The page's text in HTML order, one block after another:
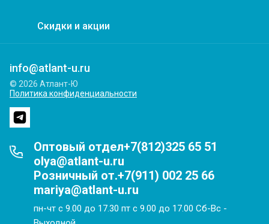
Скидки и акции
info@atlant-u.ru
© 2026 Атлант-Ю
Политика конфиденциальности
Оптовый отдел+7(812)325 65 51
olya@atlant-u.ru
Розничный от.+7(911) 002 25 66
mariya@atlant-u.ru
пн-чт с 9.00 до 17.30 пт с 9.00 до 17.00 Сб-Вс -